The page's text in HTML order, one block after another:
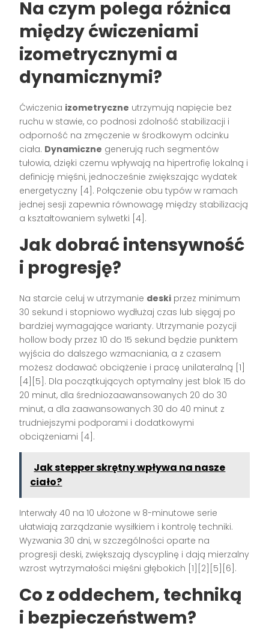
Na czym polega różnica
między ćwiczeniami
izometrycznymi a
dynamicznymi?
Ćwiczenia izometryczne utrzymują napięcie bez
ruchu w stawie, co podnosi zdolność stabilizacji i
odporność na zmęczenie w środkowym odcinku
ciała. Dynamiczne generują ruch segmentów
tułowia, dzięki czemu wpływają na hipertrofię lokalną i
definicję mięśni, jednocześnie zwiększając wydatek
energetyczny [4]. Połączenie obu typów w ramach
jednej sesji zapewnia równowagę między stabilizacją
a kształtowaniem sylwetki [4].
Jak dobrać intensywność
i progresję?
Na starcie celuj w utrzymanie deski przez minimum
30 sekund i stopniowo wydłużaj czas lub sięgaj po
bardziej wymagające warianty. Utrzymanie pozycji
hollow body przez 10 do 15 sekund będzie punktem
wyjścia do dalszego wzmacniania, a z czasem
możesz dodawać obciążenie i pracę unilateralną [1]
[4][5]. Dla początkujących optymalny jest blok 15 do
20 minut, dla średniozaawansowanych 20 do 30
minut, a dla zaawansowanych 30 do 40 minut z
trudniejszymi podporami i dodatkowymi
obciążeniami [4].
Jak stepper skrętny wpływa na nasze
ciało?
Interwały 40 na 10 ułożone w 8-minutowe serie
ułatwiają zarządzanie wysiłkiem i kontrolę techniki.
Wyzwania 30 dni, w szczególności oparte na
progresji deski, zwiększają dyscyplinę i dają mierzalny
wzrost wytrzymałości mięśni głębokich [1][2][5][6].
Co z oddechem, techniką
i bezpieczeństwem?